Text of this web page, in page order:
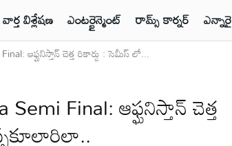
వార్త విశ్లేషణ ఎంటర్టైన్మెంట్ రామ్స్ కార్నర్ ఎన్నారై
ఆఫ్ఘనిస్తాన్ చెత్త రికార్డు : సెమీస్ లో...
Final: ఆఫ్ఘనిస్తాన్ చెత్త